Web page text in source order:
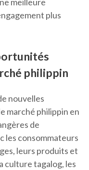
plus
philippin
nouvelles
marché philippin en
de
les consommateurs
leurs produits et
culture tagalog, les